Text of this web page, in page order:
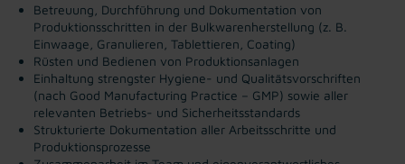
Betreuung, Durchführung und Dokumentation von
Produktionsschritten in der Bulkwarenherstellung (z. B.
Einwaage, Granulieren, Tablettieren, Coating)
Rüsten und Bedienen von Produktionsanlagen
Einhaltung strengster Hygiene- und Qualitätsvorschriften
(nach Good Manufacturing Practice – GMP) sowie aller
relevanten Betriebs- und Sicherheitsstandards
Strukturierte Dokumentation aller Arbeitsschritte und
Produktionsprozesse